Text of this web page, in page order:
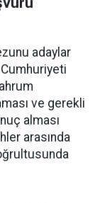
adaylar
Cumhuriyeti
ve gerekli
alması
arasında